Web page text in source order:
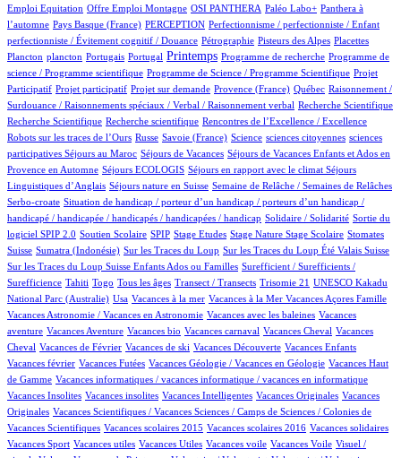
Emploi Equitation
1/685 Offre Emploi Montagne
52/685 OSI PANTHERA
55/685 Paléo Labo+
51/685
Panthera à
l’automne
4/685 Pays Basque (France)
38/685 PERCEPTION
1/685
Perfectionnisme / perfectionniste / Enfant
perfectionniste / Évitement cognitif / Douance
6/685 Pétrographie
7/685 Pisteurs des Alpes
3/685 Placettes
1/685
Plancton
1/685 plancton
10/685 Portugais
2/685 Portugal
304/685 Printemps
1/685 Programme de recherche
1/685
Programme de
science / Programme scientifique
2/685 Programme de Science / Programme Scientifique
1/685
Projet
Participatif
1/685 Projet participatif
15/685 Projet sur demande
49/685 Provence (France)
4/685 Québec
1/685
Raisonnement /
Surdouance / Raisonnements spéciaux / Verbal / Raisonnement verbal
1/685 Recherche Scientifique
1/685
Recherche Scientifique
1/685 Recherche scientifique
1/685 Rencontres de l’Excellence / Excellence
4/685
Robots sur les traces de l’Ours
45/685 Russe
4/685 Savoie (France)
7/685 Science
1/685 sciences citoyennes
1/685
sciences
participatives
4/685 Séjours au Maroc
44/685 Séjours de Vacances
39/685
Séjours de Vacances Enfants et Ados en
Provence en Automne
3/685 Séjours ECOLOGIS
17/685 Séjours en rapport avec le climat
72/685
Séjours
Linguistiques d’Anglais
9/685 Séjours nature en Suisse
44/685 Semaine de Relâche / Semaines de Relâches
9/685
Serbo-croate
1/685
Situation de handicap / porteur d’un handicap / porteurs d’un handicap /
handicapé / handicapée / handicapés / handicapées / handicap
2/685 Solidaire / Solidarité
3/685
Sortie du
logiciel SPIP 2.0
44/685 Soutien Scolaire
3/685 SPIP
1/685 Stage Etudes
1/685 Stage Nature
7/685 Stage Scolaire
1/685 Stomates
114/685
Suisse
8/685Sumatra (Indonésie)
2/685 Sur les Traces du Loup
8/685 Sur les Traces du Loup Été Valais Suisse
7/685
Sur les Traces du Loup Suisse Enfants Ados ou Familles
1/685
Surefficient / Surefficients /
Surefficience
17/685 Tahiti
6/685 Togo
11/685 Tous les âges
44/685 Transect / Transects
1/685 Trisomie 21
1/685
UNESCO Kakadu
National Parc (Australie)
11/685 Usa
1/685 Vacances à la mer
1/685 Vacances à la Mer
1/685 Vacances Açores Famille
17/685
Vacances Astronomie / Vacances en Astronomie
1/685 Vacances avec les baleines
1/685
Vacances
aventure
7/685 Vacances Aventure
1/685 Vacances bio
1/685 Vacances carnaval
50/685 Vacances Cheval
1/685
Vacances
Cheval
18/685Vacances de Février
1/685 Vacances de ski
1/685 Vacances Découverte
16/685 Vacances Enfants
1/685
Vacances février
2/685 Vacances Futées
20/685 Vacances Géologie / Vacances en Géologie
1/685
Vacances Haut
de Gamme
1/685 Vacances informatiques / vacances informatique / vacances en informatique
1/685
Vacances Insolites
1/685 Vacances insolites
1/685 Vacances Intelligentes
2/685 Vacances Originales
1/685
Vacances
Originales
7/685
Vacances Scientifiques / Vacances Sciences / Camps de Sciences / Colonies de
Vacances Scientifiques
1/685 Vacances scolaires 2015
1/685 Vacances scolaires 2016
1/685 Vacances solidaires
1/685
Vacances Sport
1/685 Vacances utiles
1/685 Vacances Utiles
1/685 Vacances voile
1/685 Vacances Voile
1/685
Visuel /